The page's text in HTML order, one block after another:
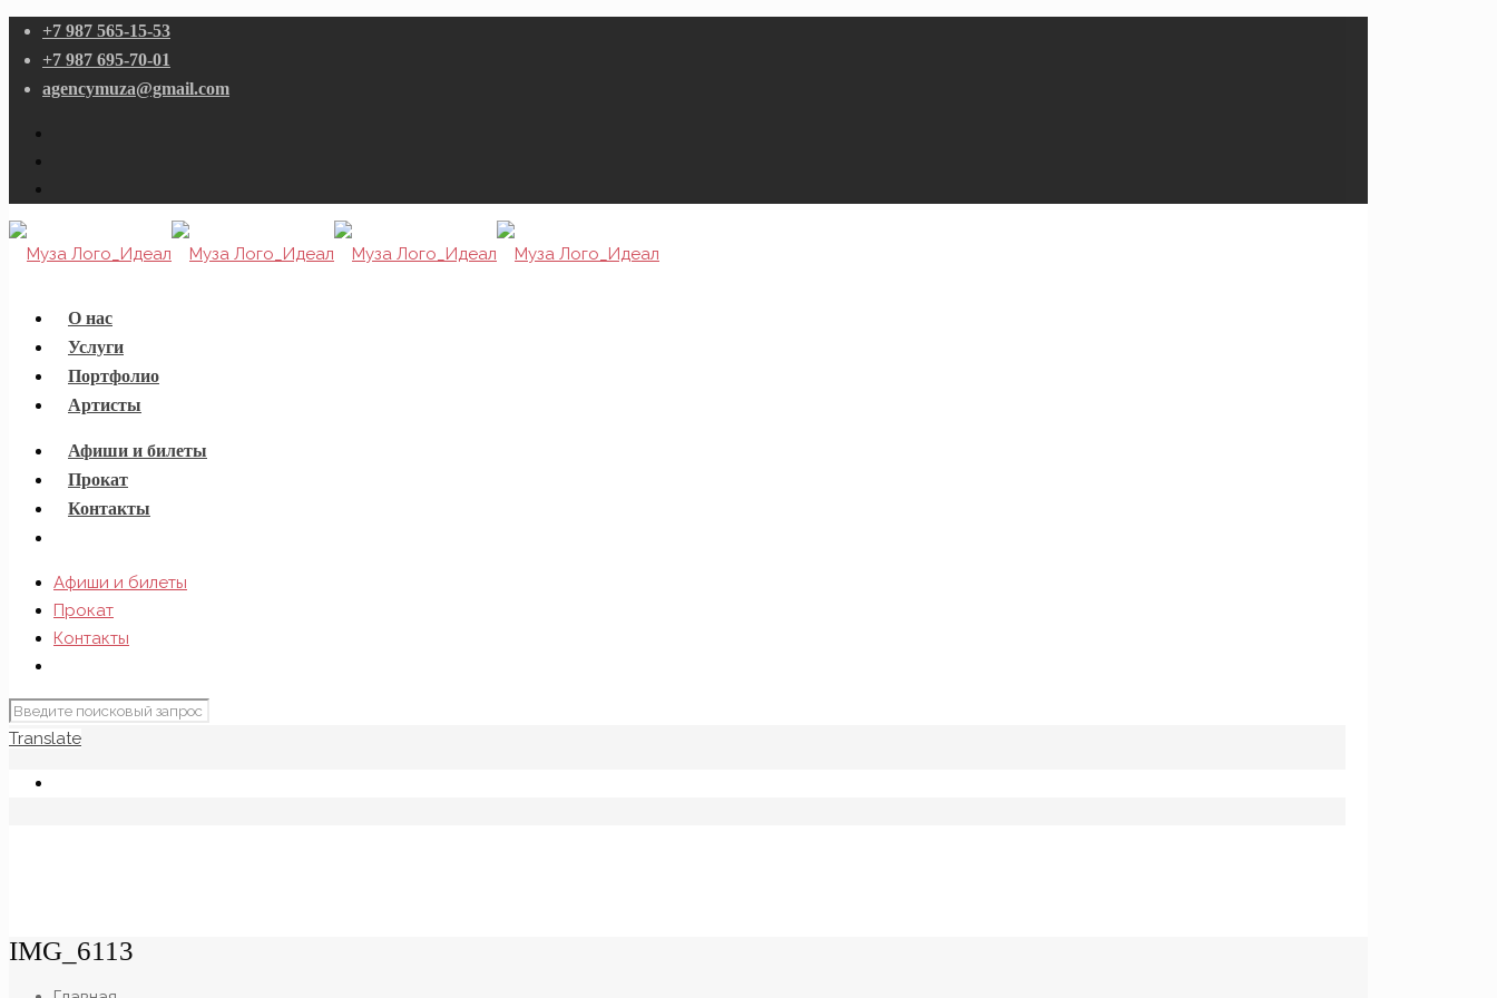
+7 987 565-15-53
+7 987 695-70-01
agencymuza@gmail.com
О нас
Услуги
Портфолио
Артисты
Афиши и билеты
Прокат
Контакты
Афиши и билеты
Прокат
Контакты
Translate
IMG_6113